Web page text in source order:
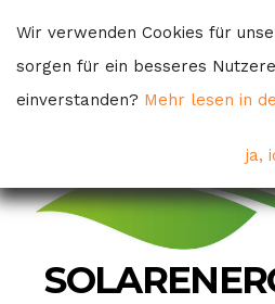
content
Wir verwenden Cookies für
sorgen für ein besseres
einverstanden? Mehr lesen in
ja,